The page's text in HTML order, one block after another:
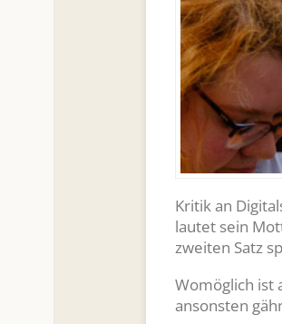
Kritik an
lautet sein
zweiten Satz
Womöglich ist
ansonsten